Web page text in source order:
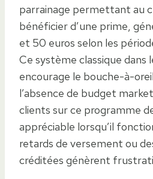
parrainage permettant au
bénéficier d’une prime,
et 50 euros selon les
Ce système classique dans
encourage le bouche-à-
l’absence de budget
clients sur ce programme
appréciable lorsqu’il
retards de versement ou
créditées génèrent